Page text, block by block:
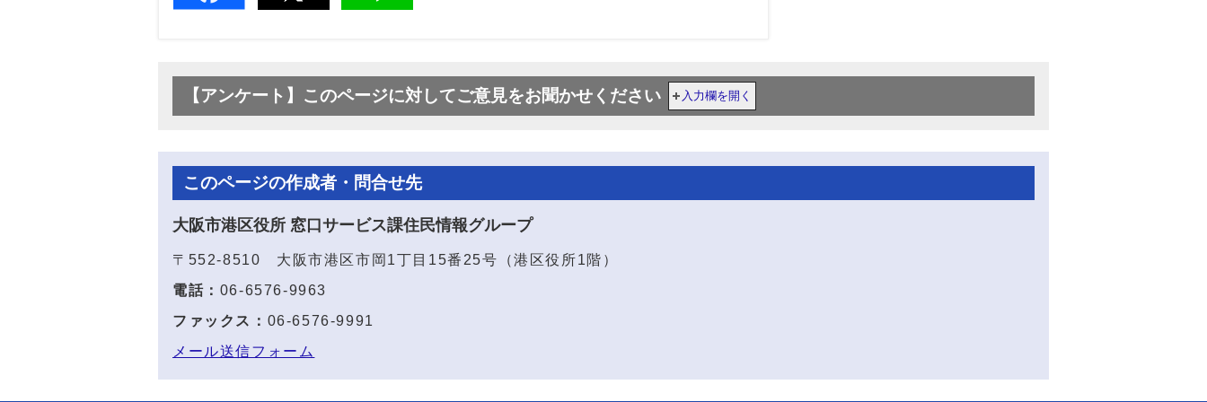
【アンケート】このページに対してご意見をお聞かせください 入力欄を開く
このページの作成者・問合せ先
大阪市港区役所 窓口サービス課住民情報グループ
〒552-8510 大阪市港区市岡1丁目15番25号（港区役所1階）
電話： 06-6576-9963
ファックス： 06-6576-9991
メール送信フォーム